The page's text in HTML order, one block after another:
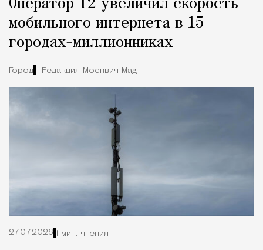
Оператор Т2 увеличил скорость
мобильного интернета в 15
городах-миллионниках
Город Редакция Москвич Mag
27.07.2026 1 мин. чтения